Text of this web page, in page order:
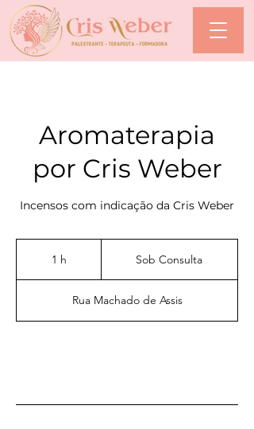
Aromaterapia
por Cris Weber
Incensos com indicação da Cris Weber
1 h Sob Consulta
Rua Machado de Assis